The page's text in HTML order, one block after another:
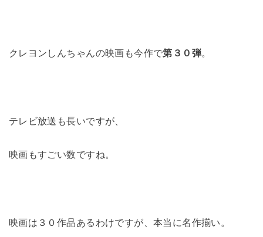
クレヨンしんちゃんの映画も今作で第３０弾。
テレビ放送も長いですが、
映画もすごい数ですね。
映画は３０作品あるわけですが、本当に名作揃い。